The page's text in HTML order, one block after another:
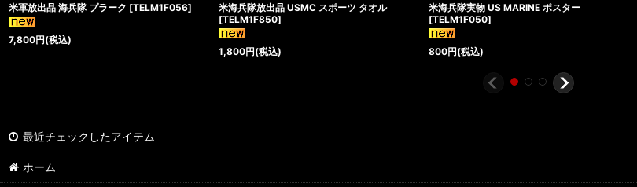
米軍放出品 海兵隊 プラーク [TELM1F056]
7,800円(税込)
米海兵隊放出品 USMC スポーツ タオル
[TELM1F850]
1,800円(税込)
米海兵隊実物 US MARINE ポスター
[TELM1F050]
800円(税込)
最近チェックしたアイテム
ホーム